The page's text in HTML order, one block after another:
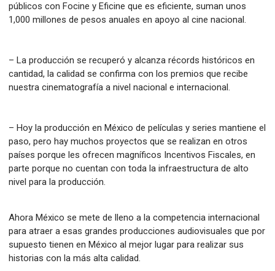
públicos con Focine y Eficine que es eficiente, suman unos
1,000 millones de pesos anuales en apoyo al cine nacional.
– La producción se recuperó y alcanza récords históricos en
cantidad, la calidad se confirma con los premios que recibe
nuestra cinematografía a nivel nacional e internacional.
– Hoy la producción en México de películas y series mantiene el
paso, pero hay muchos proyectos que se realizan en otros
países porque les ofrecen magníficos Incentivos Fiscales, en
parte porque no cuentan con toda la infraestructura de alto
nivel para la producción.
Ahora México se mete de lleno a la competencia internacional
para atraer a esas grandes producciones audiovisuales que por
supuesto tienen en México al mejor lugar para realizar sus
historias con la más alta calidad.